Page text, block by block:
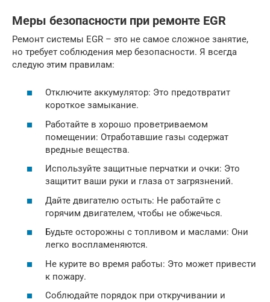
Меры безопасности при ремонте EGR
Ремонт системы EGR – это не самое сложное занятие,
но требует соблюдения мер безопасности. Я всегда
следую этим правилам:
Отключите аккумулятор: Это предотвратит
короткое замыкание.
Работайте в хорошо проветриваемом
помещении: Отработавшие газы содержат
вредные вещества.
Используйте защитные перчатки и очки: Это
защитит ваши руки и глаза от загрязнений.
Дайте двигателю остыть: Не работайте с
горячим двигателем, чтобы не обжечься.
Будьте осторожны с топливом и маслами: Они
легко воспламеняются.
Не курите во время работы: Это может привести
к пожару.
Соблюдайте порядок при откручивании и